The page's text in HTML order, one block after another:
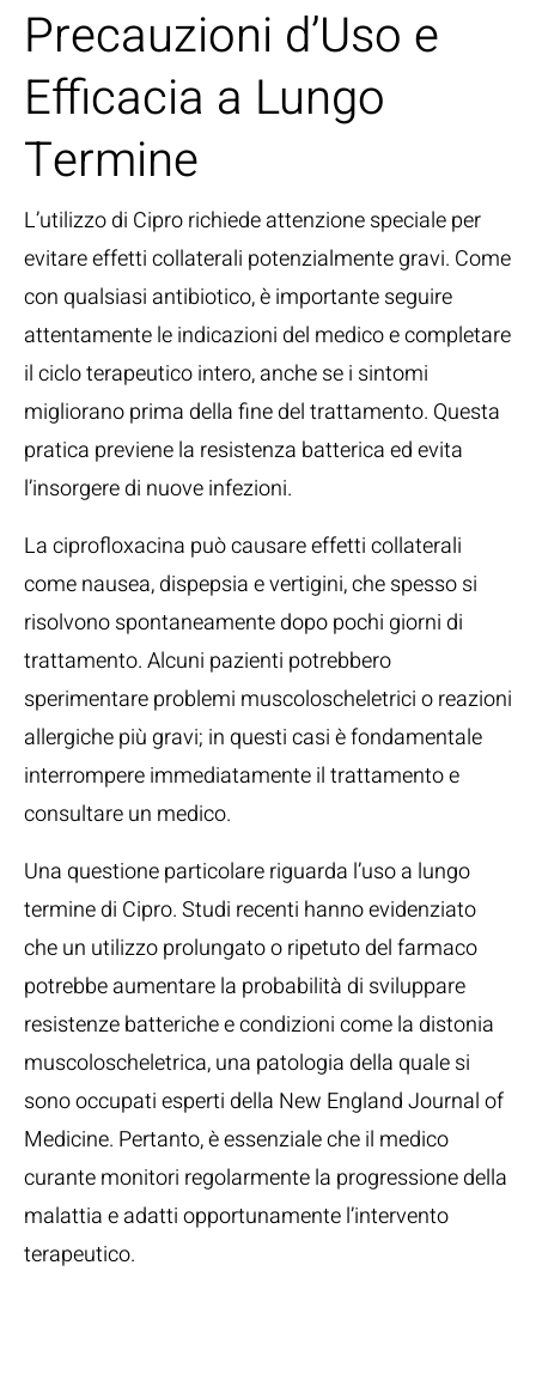
Precauzioni d’Uso e
Efficacia a Lungo
Termine
L’utilizzo di Cipro richiede attenzione speciale per
evitare effetti collaterali potenzialmente gravi. Come
con qualsiasi antibiotico, è importante seguire
attentamente le indicazioni del medico e completare
il ciclo terapeutico intero, anche se i sintomi
migliorano prima della fine del trattamento. Questa
pratica previene la resistenza batterica ed evita
l’insorgere di nuove infezioni.
La ciprofloxacina può causare effetti collaterali
come nausea, dispepsia e vertigini, che spesso si
risolvono spontaneamente dopo pochi giorni di
trattamento. Alcuni pazienti potrebbero
sperimentare problemi muscoloscheletrici o reazioni
allergiche più gravi; in questi casi è fondamentale
interrompere immediatamente il trattamento e
consultare un medico.
Una questione particolare riguarda l’uso a lungo
termine di Cipro. Studi recenti hanno evidenziato
che un utilizzo prolungato o ripetuto del farmaco
potrebbe aumentare la probabilità di sviluppare
resistenze batteriche e condizioni come la distonia
muscoloscheletrica, una patologia della quale si
sono occupati esperti della New England Journal of
Medicine. Pertanto, è essenziale che il medico
curante monitori regolarmente la progressione della
malattia e adatti opportunamente l’intervento
terapeutico.